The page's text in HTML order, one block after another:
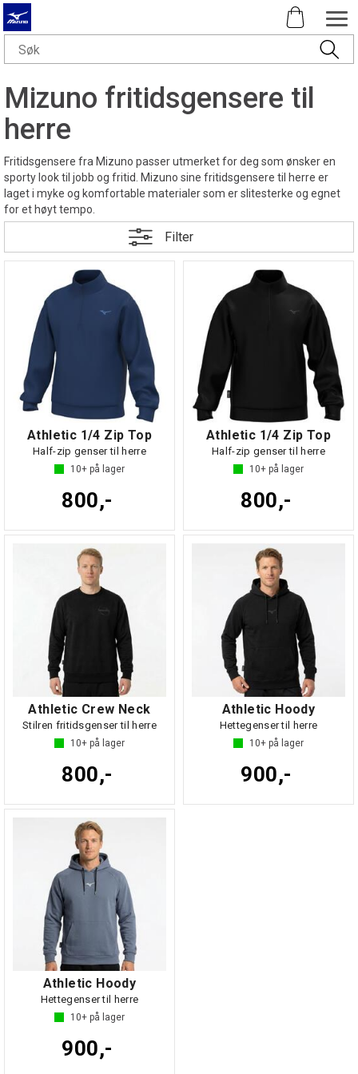
Mizuno fritidsgensere til
herre
Fritidsgensere fra Mizuno passer utmerket for deg som ønsker en
sporty look til jobb og fritid. Mizuno sine fritidsgensere til herre er
laget i myke og komfortable materialer som er slitesterke og egnet
for et høyt tempo.
Filter
Athletic 1/4 Zip Top
Half-zip genser til herre
10+ på lager
800,-
Athletic 1/4 Zip Top
Half-zip genser til herre
10+ på lager
800,-
Athletic Crew Neck
Stilren fritidsgenser til herre
10+ på lager
800,-
Athletic Hoody
Hettegenser til herre
10+ på lager
900,-
Athletic Hoody
Hettegenser til herre
10+ på lager
900,-